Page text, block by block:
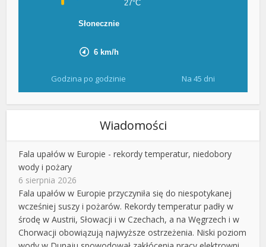
Godzina po godzinie Na 45 dni
Wiadomości
Fala upałów w Europie - rekordy temperatur, niedobory
wody i pożary
6 sierpnia 2026
Fala upałów w Europie przyczyniła się do niespotykanej
wcześniej suszy i pożarów. Rekordy temperatur padły w
środę w Austrii, Słowacji i w Czechach, a na Węgrzech i w
Chorwacji obowiązują najwyższe ostrzeżenia. Niski poziom